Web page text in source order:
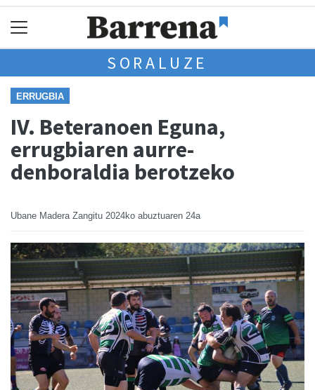
SORALUZE
ERRUGBIA
IV. Beteranoen Eguna,
errugbiaren aurre-
denboraldia berotzeko
Ubane Madera Zangitu 2024ko abuztuaren 24a